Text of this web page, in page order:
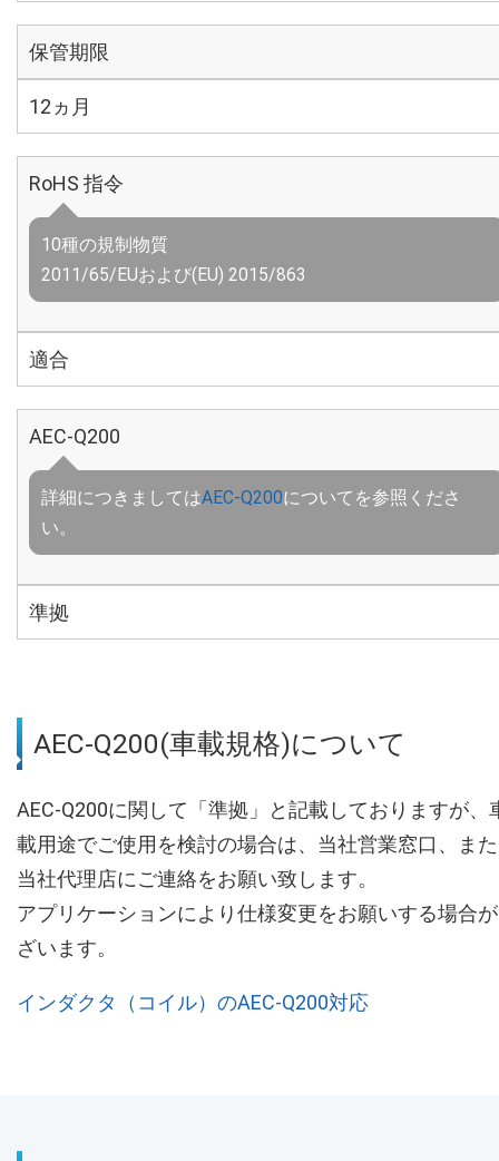
保管期限
12ヵ月
RoHS 指令
10種の規制物質
2011/65/EUおよび(EU) 2015/863
適合
AEC-Q200
詳細につきましてはAEC-Q200についてを参照くださ
い。
準拠
AEC-Q200(車載規格)について
AEC-Q200に関して「準拠」と記載しておりますが、
載用途でご使用を検討の場合は、当社営業窓口、ま
当社代理店にご連絡をお願い致します。
アプリケーションにより仕様変更をお願いする場合
ざいます。
インダクタ（コイル）のAEC-Q200対応